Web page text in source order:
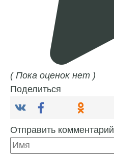
( Пока оценок нет )
Поделиться
Отправить комментарий
Имя